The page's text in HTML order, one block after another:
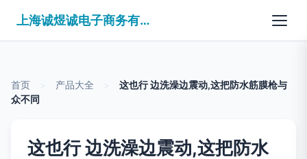
上海诚煜诚电子商务有限公司
首页 产品大全
这也行 边洗澡边震动,这把防水筋膜枪与
众不同
这也行 边洗澡边震动,这把防水